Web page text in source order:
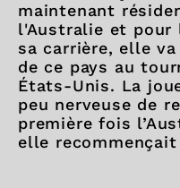
maintenant
l'Australie et pour
sa carrière, elle
de ce pays au
États-Unis. La
peu nerveuse de
première fois
elle recommençait